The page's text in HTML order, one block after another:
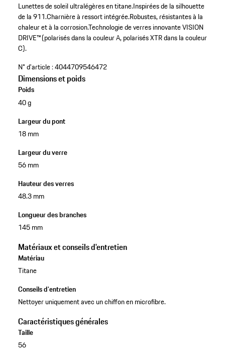
Lunettes de soleil ultralégères en titane.Inspirées de la silhouette
de la 911.Charnière à ressort intégrée.Robustes, résistantes à la
chaleur et à la corrosion.Technologie de verres innovante VISION
DRIVE™ (polarisés dans la couleur A, polarisés XTR dans la couleur
C).
N° d'article :4044709546472
Dimensions et poids
Poids
40 g
Largeur du pont
18 mm
Largeur du verre
56 mm
Hauteur des verres
48.3 mm
Longueur des branches
145 mm
Matériaux et conseils d'entretien
Matériau
Titane
Conseils d'entretien
Nettoyer uniquement avec un chiffon en microfibre.
Caractéristiques générales
Taille
56